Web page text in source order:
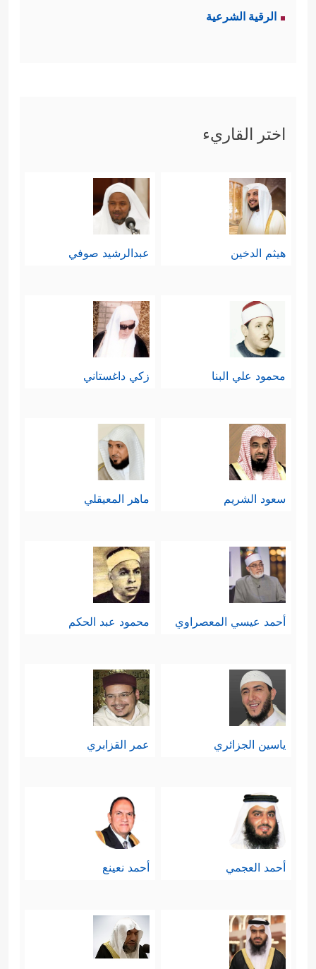
الرقية الشرعية
اختر القاريء
هيثم الدخين عبدالرشيد صوفي
محمود علي البنا زكي داغستاني
سعود الشريم ماهر المعيقلي
أحمد عيسي المعصراوي محمود عبد الحكم
ياسين الجزائري عمر القزابري
أحمد العجمي أحمد نعينع